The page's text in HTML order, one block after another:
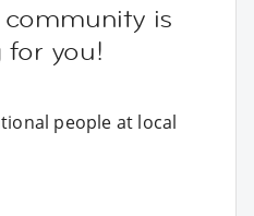
is
for you!
people at local